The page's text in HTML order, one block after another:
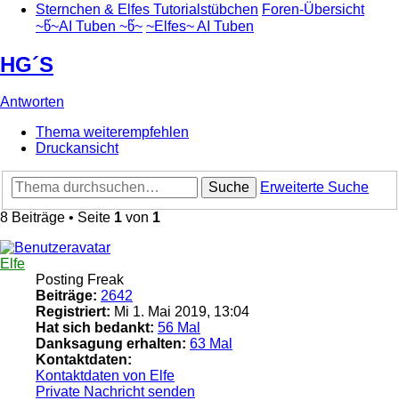
Sternchen & Elfes Tutorialstübchen Foren-Übersicht
~წ~AI Tuben ~წ~ ~Elfes~ AI Tuben
HG´S
Antworten
Thema weiterempfehlen
Druckansicht
Suche
Erweiterte Suche
8 Beiträge • Seite 1 von 1
Elfe
Posting Freak
Beiträge: 2642
Registriert: Mi 1. Mai 2019, 13:04
Hat sich bedankt: 56 Mal
Danksagung erhalten: 63 Mal
Kontaktdaten:
Kontaktdaten von Elfe
Private Nachricht senden